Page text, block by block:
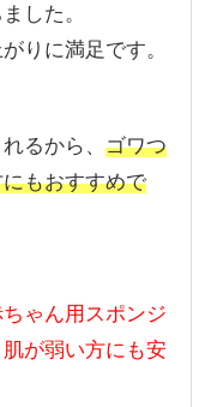
した。
りに満足です。
るから、 ゴワつ
もおすすめで
ゃん用スポンジ
が弱い方にも安